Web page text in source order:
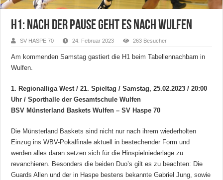
H1: Nach der Pause geht es nach Wulfen
SV HASPE 70 24. Februar 2023 263 Besucher
Am kommenden Samstag gastiert die H1 beim Tabellennachbarn in
Wulfen.
1. Regionalliga West / 21. Spieltag / Samstag, 25.02.2023 / 20:00
Uhr / Sporthalle der Gesamtschule Wulfen
BSV Münsterland Baskets Wulfen – SV Haspe 70
Die Münsterland Baskets sind nicht nur nach ihrem wiederholten
Einzug ins WBV-Pokalfinale aktuell in bestechender Form und
werden alles daran setzen sich für die Hinspielniederlage zu
revanchieren. Besonders die beiden Duo’s gilt es zu beachten: Die
Guards Allen und der in Haspe bestens bekannte Gabriel Jung, sowie